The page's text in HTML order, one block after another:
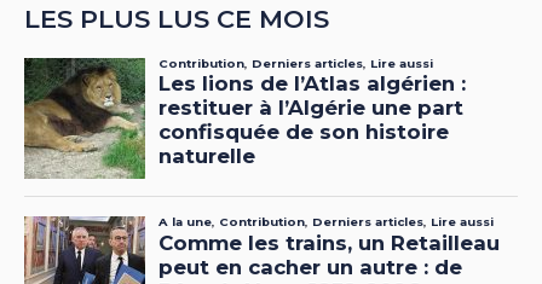
LES PLUS LUS CE MOIS